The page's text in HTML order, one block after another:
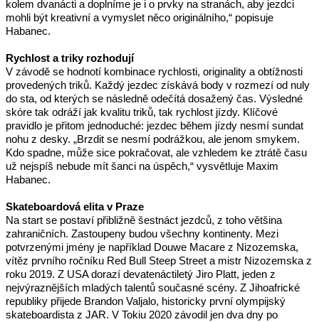
kolem dvanácti a doplníme je i o prvky na stranách, aby jezdci
mohli být kreativní a vymyslet něco originálního,“ popisuje
Habanec.
Rychlost a triky rozhodují
V závodě se hodnotí kombinace rychlosti, originality a obtížnosti
provedených triků. Každý jezdec získává body v rozmezí od nuly
do sta, od kterých se následně odečítá dosažený čas. Výsledné
skóre tak odráží jak kvalitu triků, tak rychlost jízdy. Klíčové
pravidlo je přitom jednoduché: jezdec během jízdy nesmí sundat
nohu z desky. „Brzdit se nesmí podrážkou, ale jenom smykem.
Kdo spadne, může sice pokračovat, ale vzhledem ke ztrátě času
už nejspíš nebude mít šanci na úspěch,“ vysvětluje Maxim
Habanec.
Skateboardová elita v Praze
Na start se postaví přibližně šestnáct jezdců, z toho většina
zahraničních. Zastoupeny budou všechny kontinenty. Mezi
potvrzenými jmény je například Douwe Macare z Nizozemska,
vítěz prvního ročníku Red Bull Steep Street a mistr Nizozemska z
roku 2019. Z USA dorazí devatenáctiletý Jiro Platt, jeden z
nejvýraznějších mladých talentů současné scény. Z Jihoafrické
republiky přijede Brandon Valjalo, historicky první olympijský
skateboardista z JAR. V Tokiu 2020 závodil jen dva dny po